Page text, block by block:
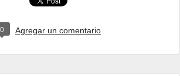
0 Agregar un comentario